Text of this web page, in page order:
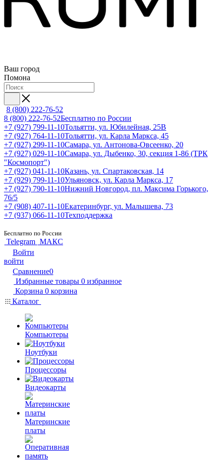
Ваш город
Помона
8 (800) 222-76-52
8 (800) 222-76-52Бесплатно по России
+7 (927) 799-11-10Тольятти, ул. Юбилейная, 25В
+7 (927) 764-11-10Тольятти, ул. Карла Маркса, 45
+7 (927) 299-11-10Самара, ул. Антонова-Овсеенко, 20
+7 (927) 029-11-10Самара, ул. Дыбенко, 30, секция 1-86 (ТРК
"Космопорт")
+7 (927) 041-11-10Казань, ул. Спартаковская, 14
+7 (929) 799-11-10Ульяновск, ул. Карла Маркса, 17
+7 (927) 790-11-10Нижний Новгород, пл. Максима Горького,
76/5
+7 (908) 407-11-10Екатеринбург, ул. Малышева, 73
+7 (937) 066-11-10Техподдержка
Бесплатно по России
Telegram МАКС
Войти
войти
Сравнение0
Избранные товары 0 избранное
Корзина 0 корзина
Каталог
Компьютеры
Ноутбуки
Процессоры
Видеокарты
Материнские
платы